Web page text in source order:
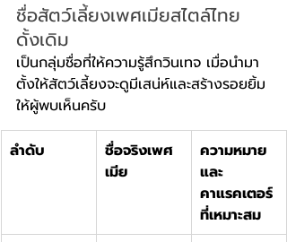
ชื่อสัตว์เลี้ยงเพศเมียสไตล์ไทย
ดั้งเดิม
เป็นกลุ่มชื่อที่ให้ความรู้สึกวินเทจ เมื่อนำมา
ตั้งให้สัตว์เลี้ยงจะดูมีเสน่ห์และสร้างรอยยิ้ม
ให้ผู้พบเห็นครับ
ลำดับ
ชื่อจริงเพศ
เมีย
ความหมาย
และ
คาแรคเตอร์
ที่เหมาะสม